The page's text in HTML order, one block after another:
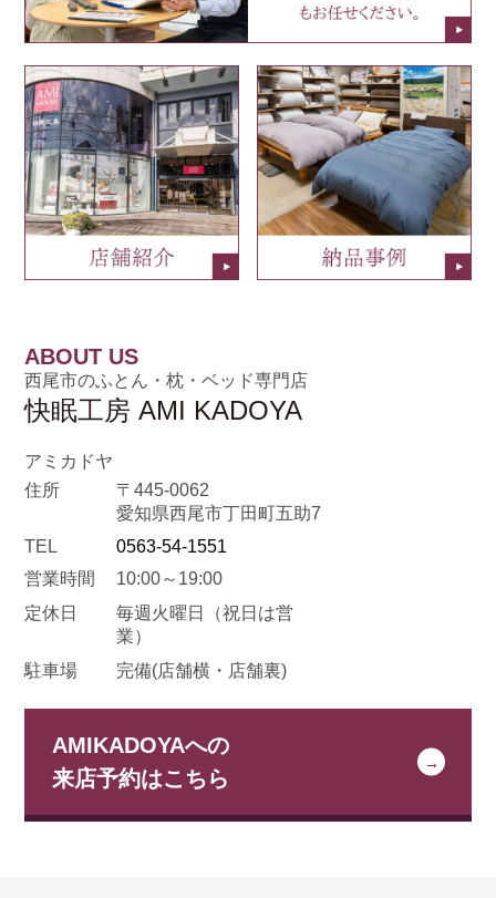
ABOUT US
西尾市のふとん・枕・ベッド専門店
快眠工房 AMI KADOYA
アミカドヤ
住所
〒445-0062
愛知県西尾市丁田町五助7
TEL
0563-54-1551
営業時間
10:00～19:00
定休日
毎週火曜日
（祝日は営
業）
駐車場
完備(店舗横・店舗裏)
AMIKADOYAへの
来店予約はこちら